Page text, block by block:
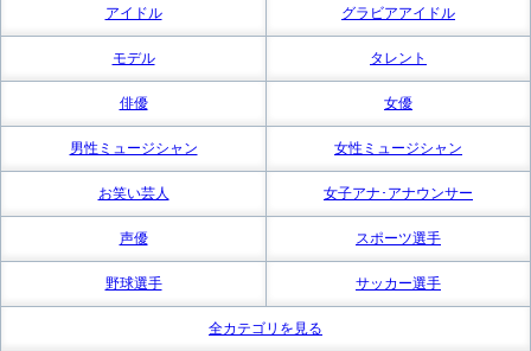
アイドル グラビアアイドル
モデル タレント
俳優 女優
男性ミュージシャン 女性ミュージシャン
お笑い芸人 女子アナ･アナウンサー
声優 スポーツ選手
野球選手 サッカー選手
全カテゴリを見る